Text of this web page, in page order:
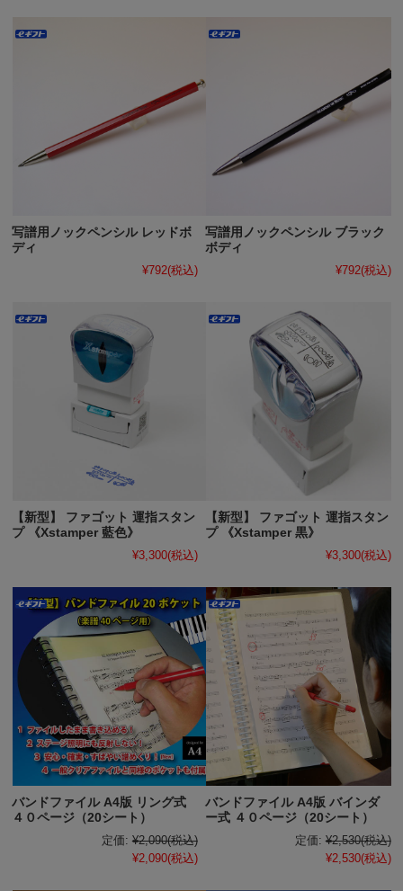
写譜用ノックペンシル レッドボ
ディ
¥792(税込)
写譜用ノックペンシル ブラック
ボディ
¥792(税込)
【新型】 ファゴット 運指スタン
プ 《Xstamper 藍色》
¥3,300(税込)
【新型】 ファゴット 運指スタン
プ 《Xstamper 黒》
¥3,300(税込)
バンドファイル A4版 リング式
４０ページ（20シート）
定価: ¥2,090(税込)
¥2,090(税込)
バンドファイル A4版 バインダ
ー式 ４０ページ（20シート）
定価: ¥2,530(税込)
¥2,530(税込)